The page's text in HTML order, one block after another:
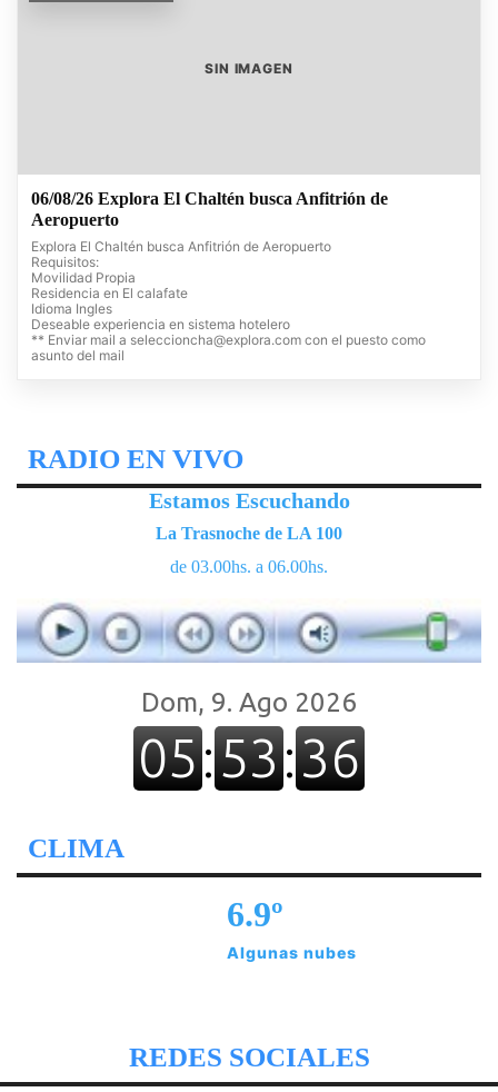
SIN IMAGEN
06/08/26 Explora El Chaltén busca Anfitrión de
Aeropuerto
Explora El Chaltén busca Anfitrión de Aeropuerto
Requisitos:
Movilidad Propia
Residencia en El calafate
Idioma Ingles
Deseable experiencia en sistema hotelero
** Enviar mail a seleccioncha@explora.com con el puesto como
asunto del mail
RADIO EN VIVO
Estamos Escuchando
La Trasnoche de LA 100
de 03.00hs. a 06.00hs.
CLIMA
6.9º
Algunas nubes
REDES SOCIALES